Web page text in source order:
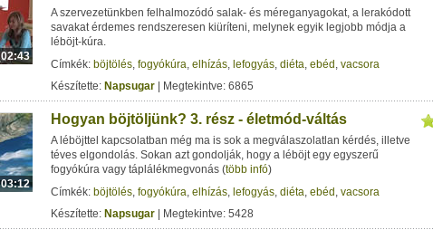
02:43
A szervezetünkben felhalmozódó salak- és méreganyagokat, a lerakódott
savakat érdemes rendszeresen kiüríteni, melynek egyik legjobb módja a
léböjt-kúra.
Címkék: böjtölés, fogyókúra, elhízás, lefogyás, diéta, ebéd , vacsora
Készítette: Napsugar | Megtekintve: 6865
03:12
Hogyan böjtöljünk? 3. rész - életmód-váltás
A léböjttel kapcsolatban még ma is sok a megválaszolatlan kérdés, illetve
téves elgondolás. Sokan azt gondolják, hogy a léböjt egy egyszerű
fogyókúra vagy táplálékmegvonás (több infó)
Címkék: böjtölés, fogyókúra, elhízás, lefogyás, diéta, ebéd , vacsora
Készítette: Napsugar | Megtekintve: 5428